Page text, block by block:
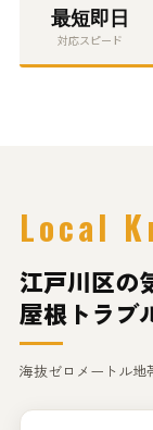
最短即日
対応スピード
Local
江戸川区の
屋根トラブ
海抜ゼロメートル地